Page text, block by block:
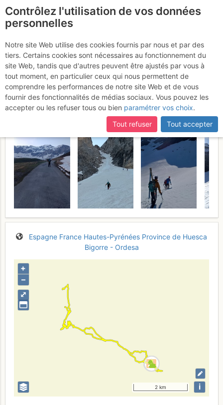
Pic de la Munia : Face N
(départ par le couloir de
droite)
Dimanche 24 mai 2026
Espagne France Hautes-Pyrénées Province de Huesca
Bigorre - Ordesa
⤢
+
–
2 km i
Contrôlez l'utilisation de vos données
personnelles
Notre site Web utilise des cookies fournis par nous et par des
tiers. Certains cookies sont nécessaires au fonctionnement du
site Web, tandis que d'autres peuvent être ajustés par vous à
tout moment, en particulier ceux qui nous permettent de
comprendre les performances de notre site Web et de vous
fournir des fonctionnalités de médias sociaux. Vous pouvez les
accepter ou les refuser tous ou bien paramétrer vos choix.
Tout refuser
Tout accepter